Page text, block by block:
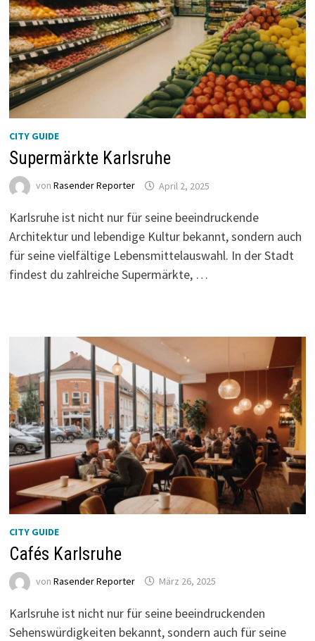
CITY GUIDE
Supermärkte Karlsruhe
von Rasender Reporter April 2, 2025
Karlsruhe ist nicht nur für seine beeindruckende
Architektur und lebendige Kultur bekannt, sondern auch
für seine vielfältige Lebensmittelauswahl. In der Stadt
findest du zahlreiche Supermärkte, …
CITY GUIDE
Cafés Karlsruhe
von Rasender Reporter März 26, 2025
Karlsruhe ist nicht nur für seine beeindruckenden
Sehenswürdigkeiten bekannt, sondern auch für seine